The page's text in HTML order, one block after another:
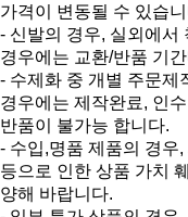
가격이 변동될 수 있습
- 신발의 경우, 실외에서
경우에는 교환/반품 기
- 수제화 중 개별 주문제
경우에는 제작완료, 인
반품이 불가능 합니다.
- 수입,명품 제품의 경우
등으로 인한 상품 가치
양해 바랍니다.